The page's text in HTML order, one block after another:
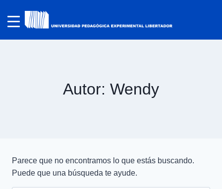
Autor: Wendy
Parece que no encontramos lo que estás buscando.
Puede que una búsqueda te ayude.